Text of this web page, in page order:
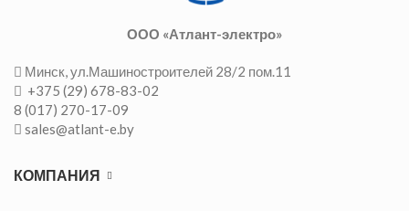
ООО «Атлант-электро»
Минск, ул.Машиностроителей 28/2 пом.11
+375 (29) 678-83-02
8 (017) 270-17-09
sales@atlant-e.by
КОМПАНИЯ